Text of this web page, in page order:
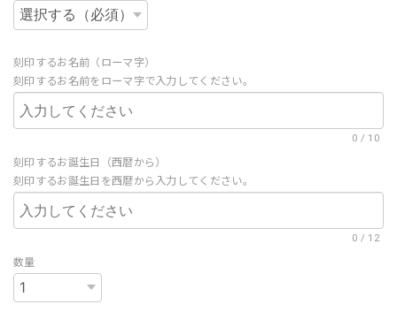
刻印するお名前（ローマ字）
刻印するお名前をローマ字で入力してください。
0 / 10
刻印するお誕生日（西暦から）
刻印するお誕生日を西暦から入力してください。
0 / 12
数量